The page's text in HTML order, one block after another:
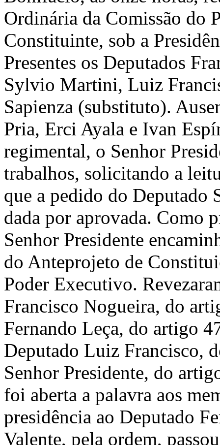
Ordinária da Comissão do
Constituinte, sob a
Presentes os Deputados
Sylvio Martini, Luiz
Sapienza (substituto).
Pria, Erci Ayala e Ivan
regimental, o Senhor
trabalhos, solicitando a
que a pedido do
dada por aprovada. Como
Senhor Presidente
do Anteprojeto de
Poder Executivo.
Francisco Nogueira, do
Fernando Leça, do artigo
Deputado Luiz Francisco,
Senhor Presidente, do
foi aberta a palavra aos
presidência ao Deputado
Valente, pela ordem,